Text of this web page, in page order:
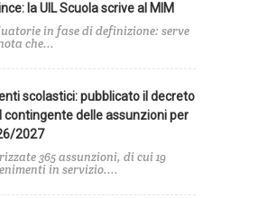
la UIL Scuola scrive al MIM
in fase di definizione: serve
che...
scolastici: pubblicato il decreto
contingente delle assunzioni per
2027
365 assunzioni, di cui 19
in servizio....